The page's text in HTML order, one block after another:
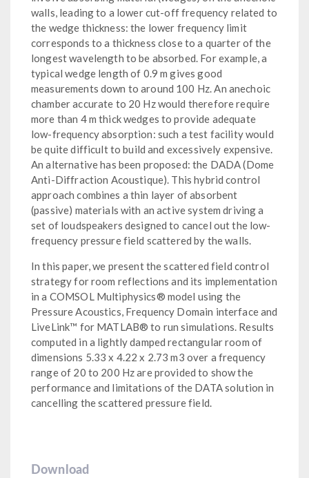
walls, leading to a lower cut-off frequency related to
the wedge thickness: the lower frequency limit
corresponds to a thickness close to a quarter of the
longest wavelength to be absorbed. For example, a
typical wedge length of 0.9 m gives good
measurements down to around 100 Hz. An anechoic
chamber accurate to 20 Hz would therefore require
more than 4 m thick wedges to provide adequate
low-frequency absorption: such a test facility would
be quite difficult to build and excessively expensive.
An alternative has been proposed: the DADA (Dome
Anti-Diffraction Acoustique). This hybrid control
approach combines a thin layer of absorbent
(passive) materials with an active system driving a
set of loudspeakers designed to cancel out the low-
frequency pressure field scattered by the walls.
In this paper, we present the scattered field control
strategy for room reflections and its implementation
in a COMSOL Multiphysics® model using the
Pressure Acoustics, Frequency Domain interface and
LiveLink™ for MATLAB® to run simulations. Results
computed in a lightly damped rectangular room of
dimensions 5.33 x 4.22 x 2.73 m3 over a frequency
range of 20 to 200 Hz are provided to show the
performance and limitations of the DATA solution in
cancelling the scattered pressure field.
Download